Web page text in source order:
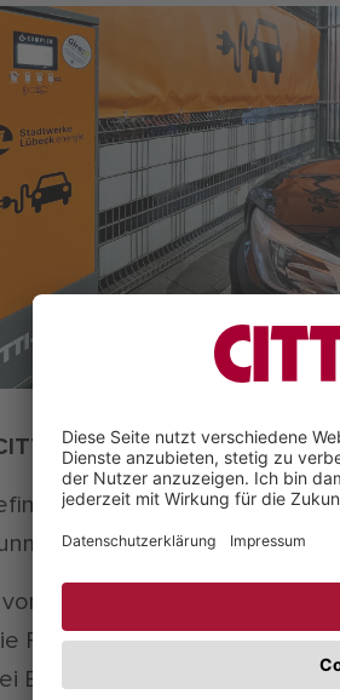
PARK Lübeck ist
sich 9 Normal-
Nähe zum
den Stadtwerken Lübeck
Freischaltung mit Ihrer
Bezahlung mit Girokarte